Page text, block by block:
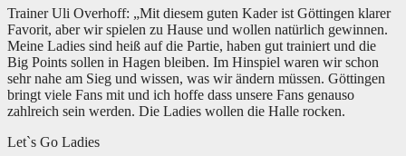
Trainer Uli Overhoff: „Mit diesem guten Kader ist Göttingen klarer
Favorit, aber wir spielen zu Hause und wollen natürlich gewinnen.
Meine Ladies sind heiß auf die Partie, haben gut trainiert und die
Big Points sollen in Hagen bleiben. Im Hinspiel waren wir schon
sehr nahe am Sieg und wissen, was wir ändern müssen. Göttingen
bringt viele Fans mit und ich hoffe dass unsere Fans genauso
zahlreich sein werden. Die Ladies wollen die Halle rocken.
Let`s Go Ladies